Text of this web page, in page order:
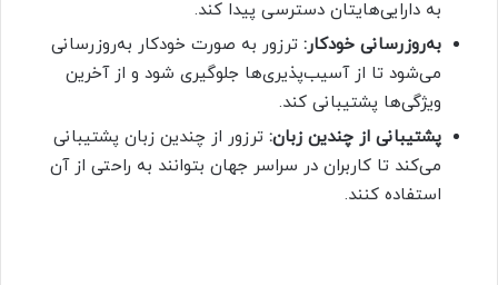
به دارایی‌هایتان دسترسی پیدا کند.
به‌روزرسانی خودکار: ترزور به صورت خودکار به‌روزرسانی
می‌شود تا از آسیب‌پذیری‌ها جلوگیری شود و از آخرین
ویژگی‌ها پشتیبانی کند.
پشتیبانی از چندین زبان: ترزور از چندین زبان پشتیبانی
می‌کند تا کاربران در سراسر جهان بتوانند به راحتی از آن
استفاده کنند.